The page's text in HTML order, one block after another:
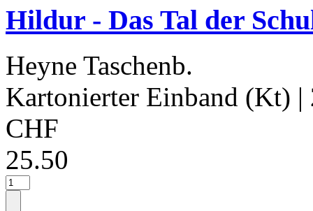
Hildur - Das Tal der
Heyne Taschenb.
Kartonierter Einband (Kt) |
CHF
25.50